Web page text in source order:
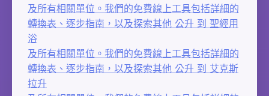
及所有相關單位。我們的免費線上工具包括詳細的
轉換表、逐步指南，以及探索其他 公升 到 聖經用
浴
及所有相關單位。我們的免費線上工具包括詳細的
轉換表、逐步指南，以及探索其他 公升 到 艾克斯
拉升